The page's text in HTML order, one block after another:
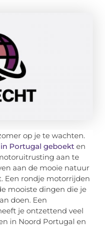
op je te wachten.
Portugal geboekt en
aan te
aan de mooie natuur
Een rondje motorrijden
mooiste dingen die je
doen. Een
je ontzettend veel
in Noord Portugal en